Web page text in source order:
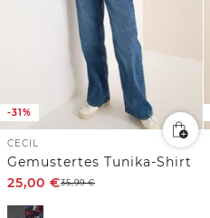
-31%
CECIL
Gemustertes Tunika-Shirt
25,00 €35,99€